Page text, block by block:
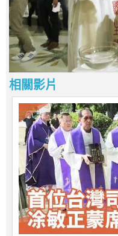
相關影片